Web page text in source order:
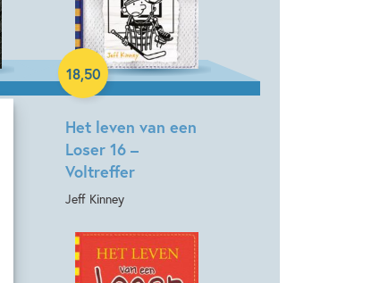
Het leven van een
Loser 16 –
Voltreffer
Jeff Kinney
18,50
Hardcover